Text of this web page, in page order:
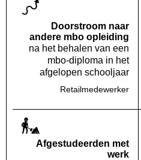
Doorstroom naar
andere mbo opleiding
na het behalen van een
mbo-diploma in het
afgelopen schooljaar
Retailmedewerker
Af­gestudeerden met
werk